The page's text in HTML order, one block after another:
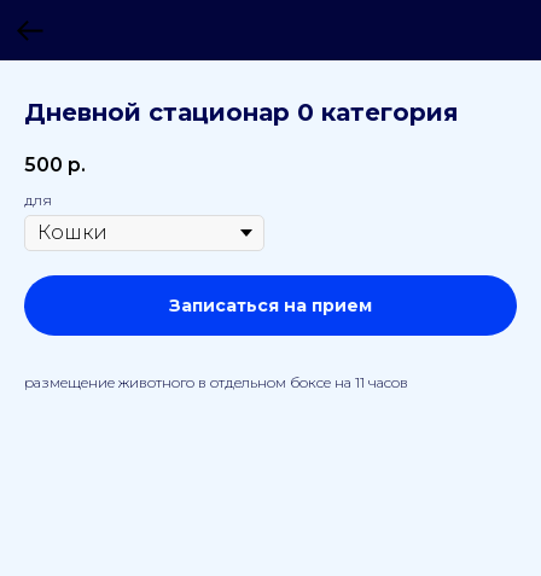
Дневной стационар 0 категория
500 р.
для
Записаться на прием
размещение животного в отдельном боксе на 11 часов